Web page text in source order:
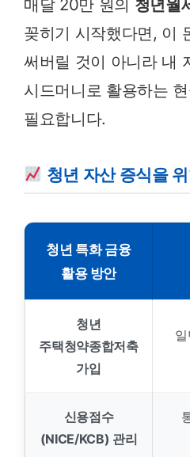
매달 20만 원의 청년월
꽂히기 시작했다면, 이
써버릴 것이 아니라 내
시드머니로 활용하는
필요합니다.
청년 자산 증식을
청년 특화 금융
활용 방안
청년
주택청약종합저축
가입
신용점수
(NICE/KCB) 관리